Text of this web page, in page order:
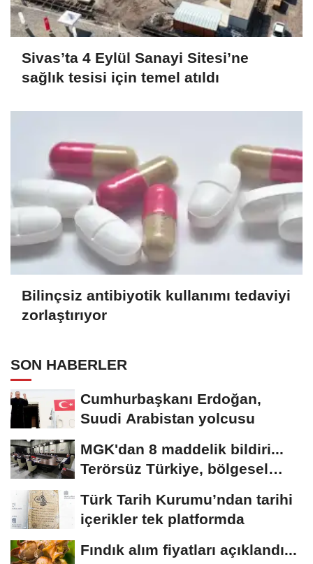
Sivas’ta 4 Eylül Sanayi Sitesi’ne
sağlık tesisi için temel atıldı
Bilinçsiz antibiyotik kullanımı tedaviyi
zorlaştırıyor
SON HABERLER
Cumhurbaşkanı Erdoğan,
Suudi Arabistan yolcusu
MGK'dan 8 maddelik bildiri...
Terörsüz Türkiye, bölgesel
Türk Tarih Kurumu’ndan tarihi
içerikler tek platformda
Fındık alım fiyatları açıklandı...